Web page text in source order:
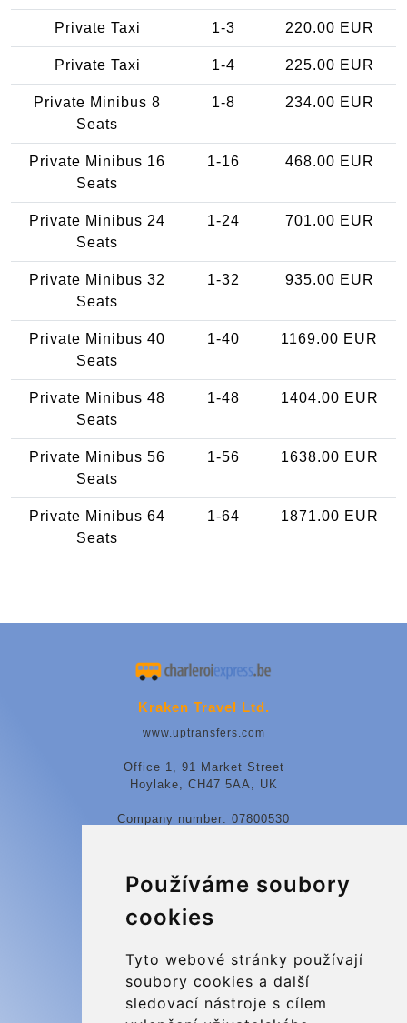
Používáme soubory
cookies
Tyto webové stránky používají
soubory cookies a další
sledovací nástroje s cílem
Private Taxi 1-3 220.00 EUR
Private Taxi 1-4 225.00 EUR
Private Minibus 8
Seats
1-8 234.00 EUR
Private Minibus 16
Seats
1-16 468.00 EUR
Private Minibus 24
Seats
1-24 701.00 EUR
Private Minibus 32
Seats
1-32 935.00 EUR
Private Minibus 40
Seats
1-40 1169.00 EUR
Private Minibus 48
Seats
1-48 1404.00 EUR
Private Minibus 56
Seats
1-56 1638.00 EUR
Private Minibus 64
Seats
1-64 1871.00 EUR
Kraken Travel Ltd.
www.uptransfers.com
Office 1, 91 Market Street
Hoylake, CH47 5AA, UK
Company number: 07800530
More
Blog
Contact